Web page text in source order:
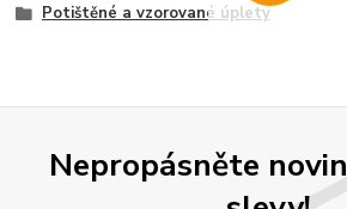
Potištěné a vzorované úplety
Nepropásněte